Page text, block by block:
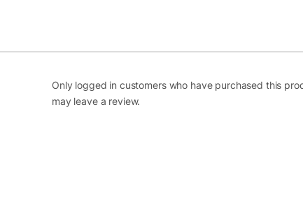
Only logged in customers who have purchased this
may leave a review.